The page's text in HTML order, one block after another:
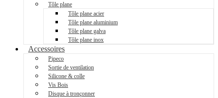
Tôle plane
Tôle plane acier
Tôle plane aluminium
Tôle plane galva
Tôle plane inox
Accessoires
Pipeco
Sortie de ventilation
Silicone & colle
Vis Bois
Disque à tronçonner